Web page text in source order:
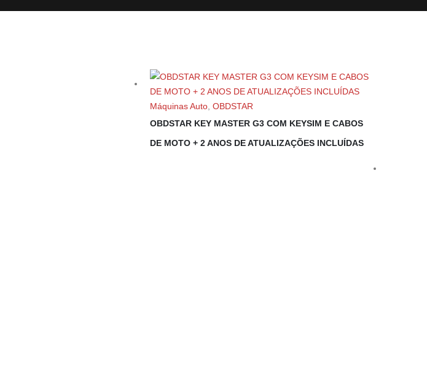
Máquinas Auto, OBDSTAR
OBDSTAR KEY MASTER G3 COM KEYSIM E CABOS
DE MOTO + 2 ANOS DE ATUALIZAÇÕES INCLUÍDAS